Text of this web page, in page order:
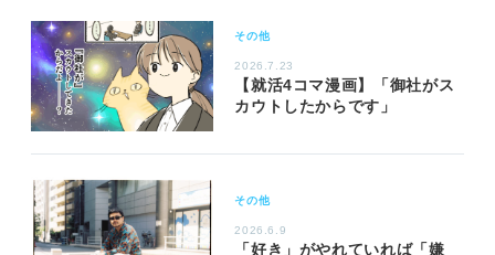
その他
2026.7.23
【就活4コマ漫画】「御社がス
カウトしたからです」
その他
2026.6.9
「好き」がやれていれば「嫌